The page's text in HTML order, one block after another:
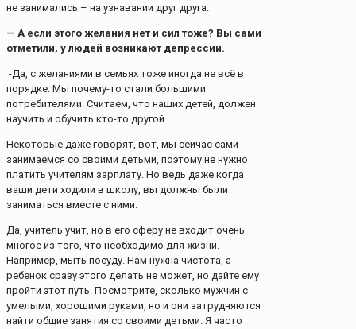
не занимались – на узнавании друг друга.
— А если этого желания нет и сил тоже? Вы сами
отметили, у людей возникают депрессии.
-Да, с желаниями в семьях тоже иногда не всё в
порядке. Мы почему-то стали большими
потребителями. Считаем, что наших детей, должен
научить и обучить кто-то другой.
Некоторые даже говорят, вот, мы сейчас сами
занимаемся со своими детьми, поэтому не нужно
платить учителям зарплату. Но ведь даже когда
ваши дети ходили в школу, вы должны были
заниматься вместе с ними.
Да, учитель учит, но в его сферу не входит очень
многое из того, что необходимо для жизни.
Например, мыть посуду. Нам нужна чистота, а
ребенок сразу этого делать не может, но дайте ему
пройти этот путь. Посмотрите, сколько мужчин с
умелыми, хорошими руками, но и они затрудняются
найти общие занятия со своими детьми. Я часто